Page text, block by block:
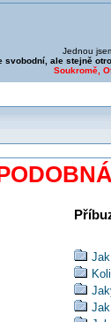
Jednou
svobodní, ale stejně
Soukromě,